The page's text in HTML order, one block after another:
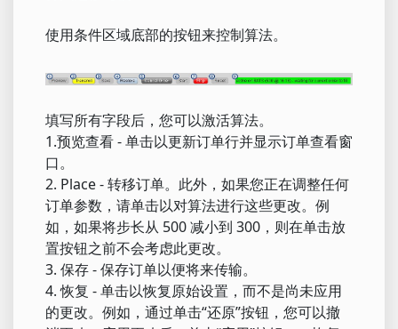
使用条件区域底部的按钮来控制算法。
填写所有字段后，您可以激活算法。
1.预览查看 - 单击以更新订单行并显示订单查看窗
口。
2. Place - 转移订单。此外，如果您正在调整任何
订单参数，请单击以对算法进行这些更改。例
如，如果将步长从 500 减小到 300，则在单击放
置按钮之前不会考虑此更改。
3. 保存 - 保存订单以便将来传输。
4. 恢复 - 单击以恢复原始设置，而不是尚未应用
的更改。例如，通过单击“还原”按钮，您可以撤